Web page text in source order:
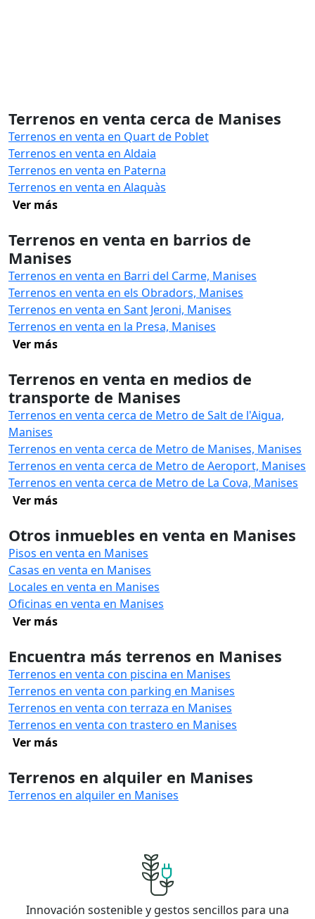
Terrenos en venta cerca de Manises
Terrenos en venta en Quart de Poblet
Terrenos en venta en Aldaia
Terrenos en venta en Paterna
Terrenos en venta en Alaquàs
Ver más
Terrenos en venta en barrios de
Manises
Terrenos en venta en Barri del Carme, Manises
Terrenos en venta en els Obradors, Manises
Terrenos en venta en Sant Jeroni, Manises
Terrenos en venta en la Presa, Manises
Ver más
Terrenos en venta en medios de
transporte de Manises
Terrenos en venta cerca de Metro de Salt de l'Aigua,
Manises
Terrenos en venta cerca de Metro de Manises, Manises
Terrenos en venta cerca de Metro de Aeroport, Manises
Terrenos en venta cerca de Metro de La Cova, Manises
Ver más
Otros inmuebles en venta en Manises
Pisos en venta en Manises
Casas en venta en Manises
Locales en venta en Manises
Oficinas en venta en Manises
Ver más
Encuentra más terrenos en Manises
Terrenos en venta con piscina en Manises
Terrenos en venta con parking en Manises
Terrenos en venta con terraza en Manises
Terrenos en venta con trastero en Manises
Ver más
Terrenos en alquiler en Manises
Terrenos en alquiler en Manises
Innovación sostenible y gestos sencillos para una